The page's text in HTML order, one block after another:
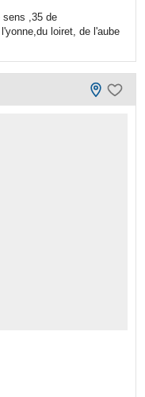
sens ,35 de
loiret, de l'aube